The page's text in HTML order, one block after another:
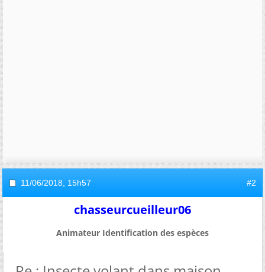
11/06/2018, 15h57 #2
chasseurcueilleur06
Animateur Identification des espèces